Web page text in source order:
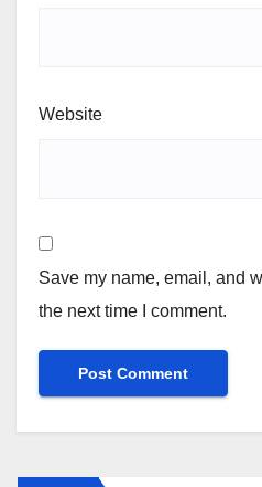
Website
Save my name, email, and
the next time I comment.